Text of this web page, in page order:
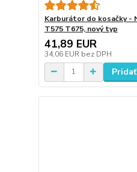
Karburátor do kosačky -
T575 T675, nový typ
41,89 EUR
34,06 EUR bez DPH